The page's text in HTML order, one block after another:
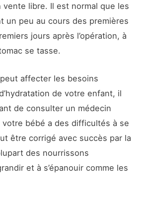
vente libre. Il est normal que les
un peu au cours des premières
jours après l’opération, à
se tasse.
affecter les besoins
de votre enfant, il
de consulter un médecin
bébé a des difficultés à se
être corrigé avec succès par la
des nourrissons
et à s’épanouir comme les